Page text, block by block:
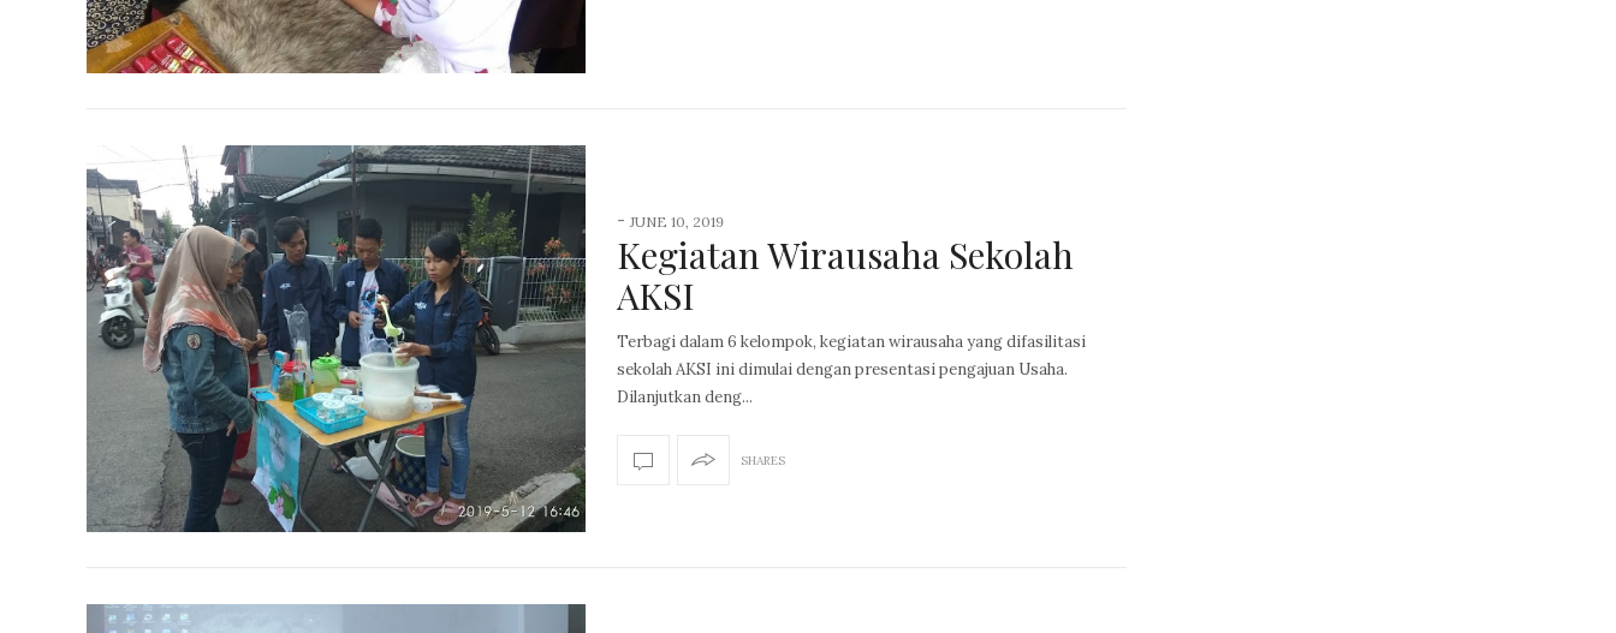
-JUNE 10, 2019
Kegiatan Wirausaha Sekolah
AKSI
Terbagi dalam 6 kelompok, kegiatan wirausaha yang difasilitasi
sekolah AKSI ini dimulai dengan presentasi pengajuan Usaha.
Dilanjutkan deng...
SHARES